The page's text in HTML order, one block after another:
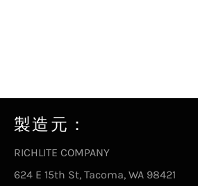
製造元：
RICHLITE COMPANY
624 E 15th St, Tacoma, WA 98421